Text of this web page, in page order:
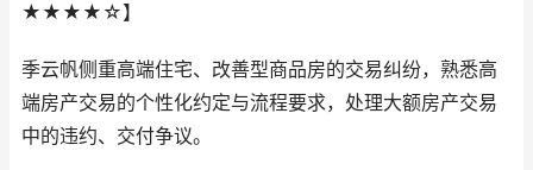
★★★★☆】
季云帆侧重高端住宅、改善型商品房的交易纠纷，熟悉高
端房产交易的个性化约定与流程要求，处理大额房产交易
中的违约、交付争议。